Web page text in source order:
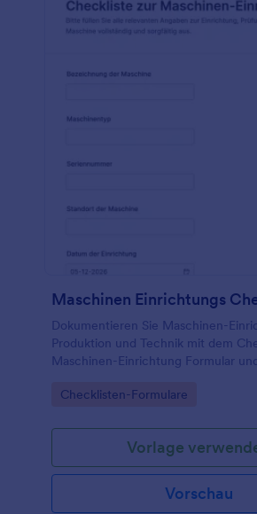
Dokumentieren Sie Maschinen-
Produktion und Technik mit dem
Maschinen-Einrichtung Formular
Datenerfassung in Jotform.
Go to Category:
Checklisten-Formulare
Vorlage
Vorschau